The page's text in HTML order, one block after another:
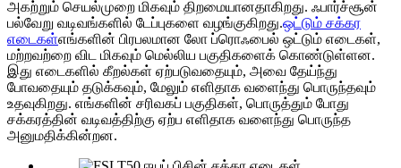
அகற்றும் செயல்முறை மிகவும் திறமையானதாகிறது. ஃபார்ச்சூன்
பல்வேறு வடிவங்களில் டேப்புகளை வழங்குகிறது.ஒட்டும் சக்கர
எடைகள்எங்களின் பிரபலமான லோ ப்ரொஃபைல் ஒட்டும் எடைகள்,
மற்றவற்றை விட மிகவும் மெல்லிய பகுதிகளைக் கொண்டுள்ளன.
இது எடைகளில் கீறல்கள் ஏற்படுவதையும், அவை தேய்ந்து
போவதையும் தடுக்கவும், மேலும் எளிதாக வளைந்து பொருந்தவும்
உதவுகிறது. எங்களின் சரிவகப் பகுதிகள், பொருத்தும் போது
சக்கரத்தின் வடிவத்திற்கு ஏற்ப எளிதாக வளைந்து பொருந்த
அனுமதிக்கின்றன.